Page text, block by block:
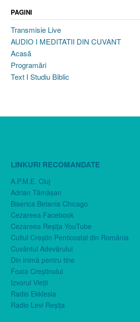
PAGINI
Transmisie Live
AUDIO I MEDITATII DIN CUVANT
Acasă
Programări
Text I Studiu Biblic
LINKURI RECOMANDATE
A.P.M.E. Cluj
Adrian Tămăşan
Biserica Betania Chicago
Cezareea Facebook
Cezareea Reşiţa YouTube
Cultul Creştin Penticostal din România
Cuvântul Adevărului
Din inimă pentru tine
Foaia Creştinului
Izvorul Vieţii
Radio Ekklesia
Radio Levi Reşiţa